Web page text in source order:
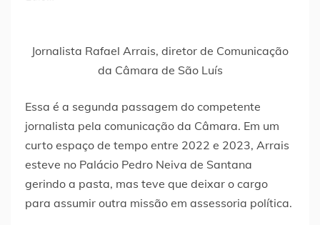
Jornalista Rafael Arrais, diretor de Comunicação
da Câmara de São Luís
Essa é a segunda passagem do competente
jornalista pela comunicação da Câmara. Em um
curto espaço de tempo entre 2022 e 2023, Arrais
esteve no Palácio Pedro Neiva de Santana
gerindo a pasta, mas teve que deixar o cargo
para assumir outra missão em assessoria política.